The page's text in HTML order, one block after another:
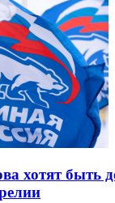
хотят быть